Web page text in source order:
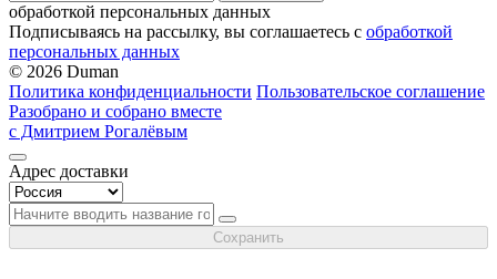
обработкой персональных данных
Подписываясь на рассылку, вы соглашаетесь с обработкой
персональных данных
© 2026 Duman
Политика конфиденциальности Пользовательское соглашение
Разобрано и собрано вместе
с Дмитрием Рогалёвым
Адрес доставки
Сохранить